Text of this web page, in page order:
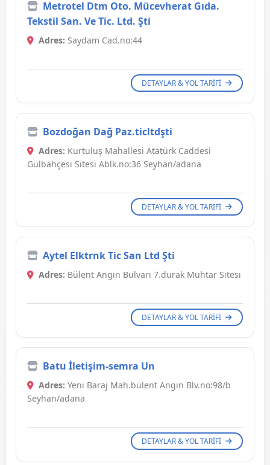
Metrotel Dtm Oto. Mücevherat Gıda.
Tekstil San. Ve Tic. Ltd. Şti
Adres: Saydam Cad.no:44
DETAYLAR & YOL TARIFI
Bozdoğan Dağ Paz.ticltdşti
Adres: Kurtuluş Mahallesi Atatürk Caddesi
Gülbahçesi Sitesi Ablk.no:36 Seyhan/adana
DETAYLAR & YOL TARIFI
Aytel Elktrnk Tic San Ltd Şti
Adres: Bülent Angın Bulvarı 7.durak Muhtar Sıtesı
DETAYLAR & YOL TARIFI
Batu İletişim-semra Un
Adres: Yeni Baraj Mah.bülent Angın Blv.no:98/b
Seyhan/adana
DETAYLAR & YOL TARIFI